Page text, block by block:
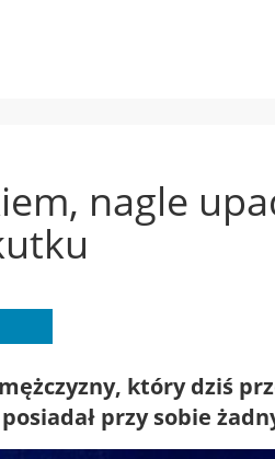
nagle
który dziś
przy sobie